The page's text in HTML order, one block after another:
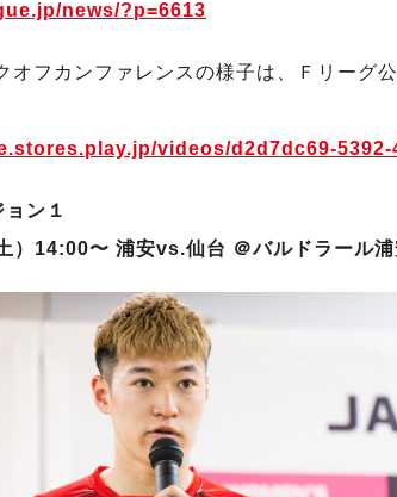
news/?p=6613
オフカンファレンスの様子は、Ｆリーグ
videos/d2d7dc69-5392-
ン１
）14:00〜 浦安vs.仙台 ＠バルドラール浦